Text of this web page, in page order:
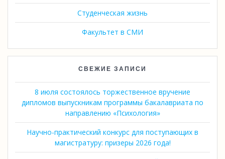
Студенческая жизнь
Факультет в СМИ
СВЕЖИЕ ЗАПИСИ
8 июля состоялось торжественное вручение
дипломов выпускникам программы бакалавриата по
направлению «Психология»
Научно-практический конкурс для поступающих в
магистратуру: призеры 2026 года!